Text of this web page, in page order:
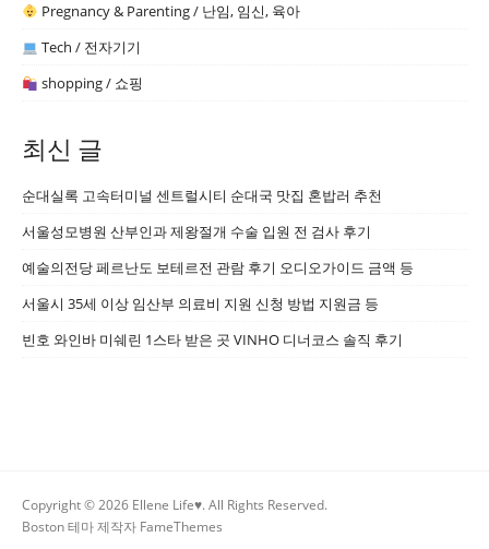
Pregnancy & Parenting / 난임, 임신, 육아
Tech / 전자기기
shopping / 쇼핑
최신 글
순대실록 고속터미널 센트럴시티 순대국 맛집 혼밥러 추천
서울성모병원 산부인과 제왕절개 수술 입원 전 검사 후기
예술의전당 페르난도 보테르전 관람 후기 오디오가이드 금액 등
서울시 35세 이상 임산부 의료비 지원 신청 방법 지원금 등
빈호 와인바 미쉐린 1스타 받은 곳 VINHO 디너코스 솔직 후기
Copyright © 2026 Ellene Life♥. All Rights Reserved.
Boston 테마 제작자 FameThemes